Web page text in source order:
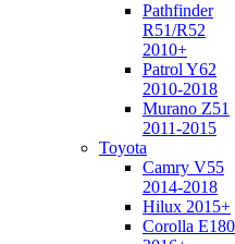
Pathfinder
R51/R52
2010+
Patrol Y62
2010-2018
Murano Z51
2011-2015
Toyota
Camry V55
2014-2018
Hilux 2015+
Corolla E180